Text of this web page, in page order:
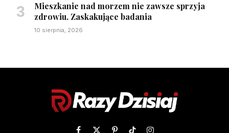
Mieszkanie nad morzem nie zawsze sprzyja
zdrowiu. Zaskakujące badania
10 sierpnia, 2026